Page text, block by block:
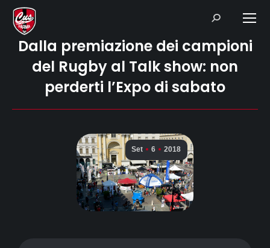
Search:
Dalla premiazione dei campioni
del Rugby al Talk show: non
perderti l’Expo di sabato
Set 6 2018